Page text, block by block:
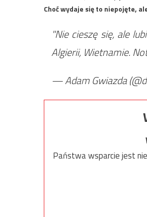
Choć wydaje się to niepojęte,
"Nie cieszę się, ale
Algierii, Wietnamie.
— Adam Gwiazda
Państwa wsparcie jest